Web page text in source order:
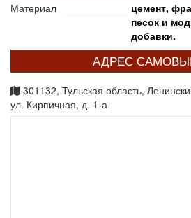
Материал
цемент,
песок и
добавки.
АДРЕС
301132, Тульская область,
ул. Кирпичная, д. 1-а